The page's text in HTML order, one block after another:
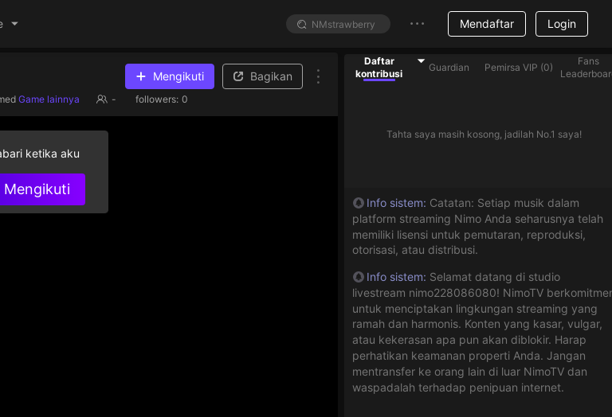
Mendaftar Login
Mengikuti Bagikan
Game lainnya - followers: 0
ketika aku
Mengikuti
Daftar
kontribusi
Guardian Pemirsa VIP (0)
Fans
Tahta saya masih kosong, jadilah No.1 saya!
Info sistem: Catatan: Setiap musik dalam
platform streaming Nimo Anda seharusnya telah
memiliki lisensi untuk pemutaran, reproduksi,
otorisasi, atau distribusi.
Info sistem: Selamat datang di studio
livestream nimo228086080! NimoTV
untuk menciptakan lingkungan streaming yang
ramah dan harmonis. Konten yang kasar, vulgar,
atau kekerasan apa pun akan diblokir. Harap
perhatikan keamanan properti Anda. Jangan
mentransfer ke orang lain di luar NimoTV dan
waspadalah terhadap penipuan internet.